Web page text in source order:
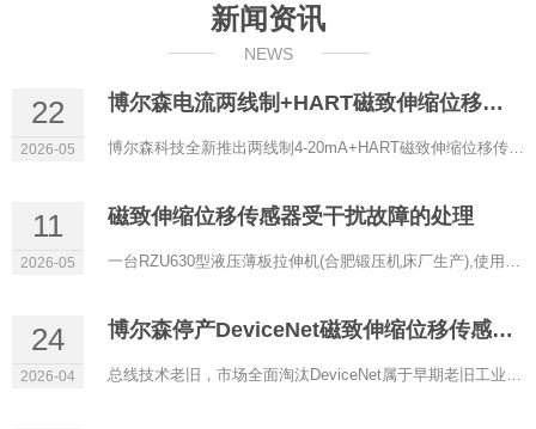
新闻资讯
NEWS
22
2026-05
博尔森电流两线制+HART磁致伸缩位移传感器正式上线
11
2026-05
磁致伸缩位移传感器受干扰故障的处理
24
2026-04
博尔森停产DeviceNet磁致伸缩位移传感器的原因